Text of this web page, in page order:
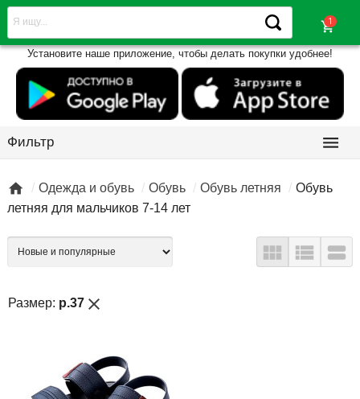
shopping_cart
Установите наше приложение, чтобы делать покупки удобнее!
Фильтр 
 Одежда и обувь Обувь Обувь летняя
Обувь
летняя для мальчиков 7-14 лет
  
Размер: р.37 close